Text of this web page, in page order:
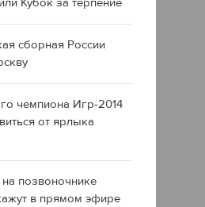
сборная России
чемпиона Игр-2014
от ярлыка
позвоночнике
в прямом эфире